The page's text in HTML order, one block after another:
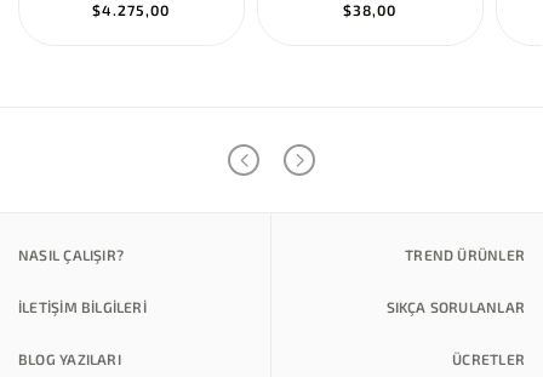
$4.275,00
$38,00
NASIL ÇALIŞIR? TREND ÜRÜNLER
İLETİŞİM BİLGİLERİ SIKÇA SORULANLAR
BLOG YAZILARI ÜCRETLER